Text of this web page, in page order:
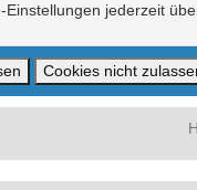
jederzeit